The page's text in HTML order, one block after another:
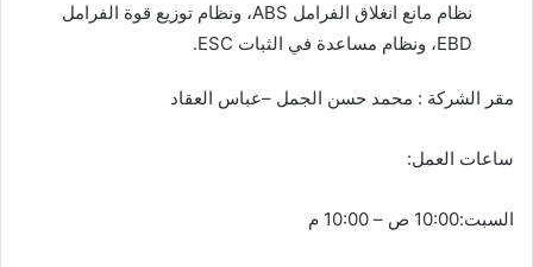
نظام مانع انغلاق الفرامل ABS، ونظام توزيع قوة الفرامل
EBD، ونظام مساعدة في الثبات ESC.
مقر الشركة : محمد حسن الجمل –عباس العقاد
ساعات العمل:
السبت:10:00 ص – 10:00 م